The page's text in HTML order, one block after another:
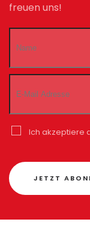
freuen uns!
Ich akzeptiere
JETZT